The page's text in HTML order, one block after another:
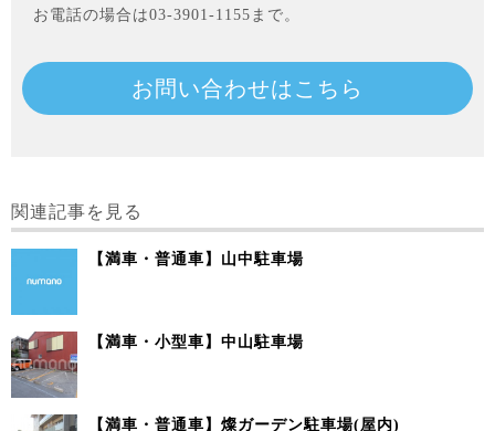
お電話の場合は03-3901-1155まで。
お問い合わせはこちら
関連記事を見る
【満車・普通車】山中駐車場
【満車・小型車】中山駐車場
【満車・普通車】燦ガーデン駐車場(屋内)